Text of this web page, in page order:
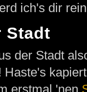
ich's dir
Stadt
der Stadt
Haste's